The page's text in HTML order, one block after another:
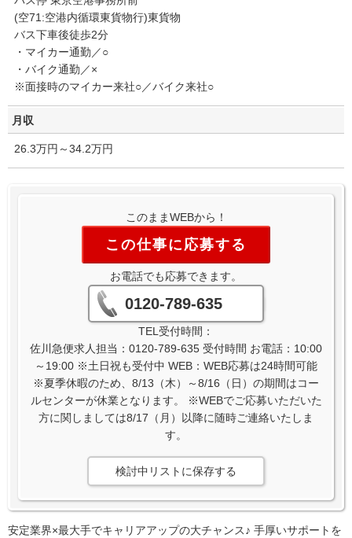
(空71:空港内循環東貨物行)東貨物
バス下車後徒歩2分
・マイカー通勤／○
・バイク通勤／×
※面接時のマイカー来社○／バイク来社○
月収
26.3万円～34.2万円
このままWEBから！
この仕事に応募する
お電話でも応募できます。
0120-789-635
TEL受付時間：
佐川急便求人担当：0120-789-635 受付時間 お電話：10:00
～19:00 ※土日祝も受付中 WEB：WEB応募は24時間可能
※夏季休暇のため、8/13（木）～8/16（日）の期間はコー
ルセンターが休業となります。 ※WEBでご応募いただいた
方に関しましては8/17（月）以降に随時ご連絡いたしま
す。
検討中リストに保存する
安定業界×最大手でキャリアアップの大チャンス♪ 手厚いサポートを